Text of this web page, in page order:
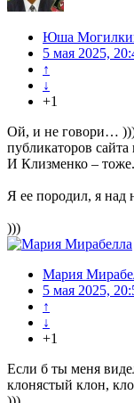
Юша
5 мая 2025,
↑
↓
+1
Ой, и не говори… )))
публикаторов
И Клизменко – тоже.
Я ее породил, я над
)))
Мария
5 мая 2025,
↑
↓
+1
Если б ты меня
клонястый клон,